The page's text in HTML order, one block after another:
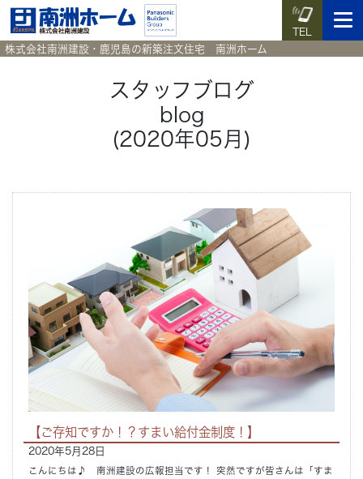
TEL
暮らしのコラム
施工実例集
Voice お客様の声
Blog 暮らしのコラム
Concept
Techno EX
株式会社南洲建設・鹿児島の新築注文住宅 南洲ホーム
スタッフブログ
blog
(2020年05月)
【ご存知ですか！？すまい給付金制度！】
2020年5月28日
こんにちは♪ 南洲建設の広報担当です！ 突然ですが皆さんは「すま